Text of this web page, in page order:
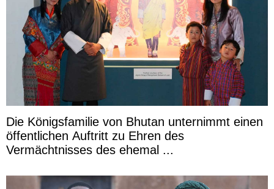
Die Königsfamilie von Bhutan unternimmt einen
öffentlichen Auftritt zu Ehren des
Vermächtnisses des ehemal ...